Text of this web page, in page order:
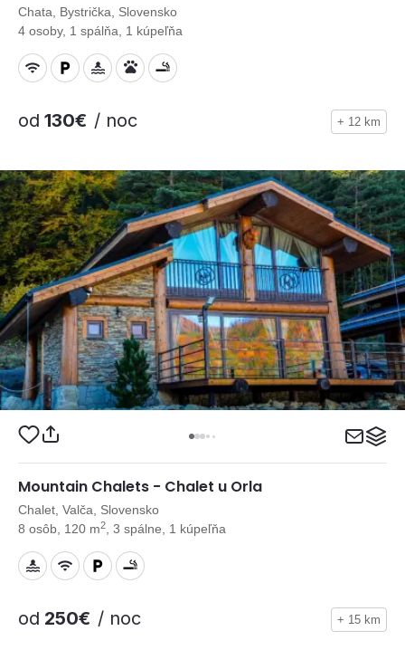
Chata, Bystrička, Slovensko
4 osoby, 1 spálňa, 1 kúpeľňa
od 130€ / noc + 12 km
Mountain Chalets - Chalet u Orla
Chalet, Valča, Slovensko
8 osôb, 120 m2 , 3 spálne, 1 kúpeľňa
od 250€ / noc + 15 km